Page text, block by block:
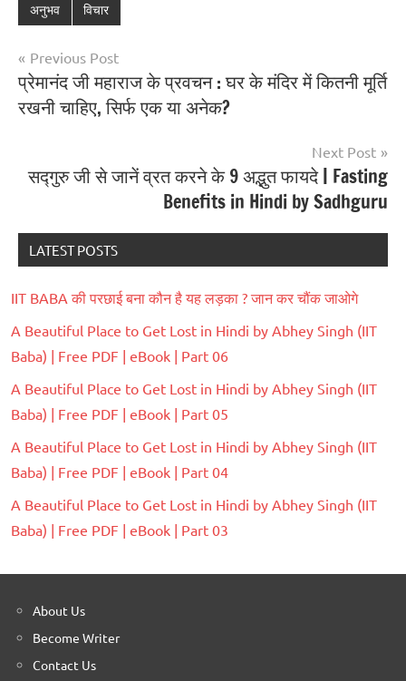
अनुभव विचार
Previous Post
प्रेमानंद जी महाराज के प्रवचन : घर के मंदिर में कितनी मूर्ति
रखनी चाहिए, सिर्फ एक या अनेक?
Next Post
सद्गुरु जी से जानें व्रत करने के 9 अद्भुत फायदे | Fasting
Benefits in Hindi by Sadhguru
LATEST POSTS
IIT BABA की परछाई बना कौन है यह लड़का ? जान कर चौंक जाओगे
A Beautiful Place to Get Lost in Hindi by Abhey Singh (IIT
Baba) | Free PDF | eBook | Part 06
A Beautiful Place to Get Lost in Hindi by Abhey Singh (IIT
Baba) | Free PDF | eBook | Part 05
A Beautiful Place to Get Lost in Hindi by Abhey Singh (IIT
Baba) | Free PDF | eBook | Part 04
A Beautiful Place to Get Lost in Hindi by Abhey Singh (IIT
Baba) | Free PDF | eBook | Part 03
About Us
Become Writer
Contact Us